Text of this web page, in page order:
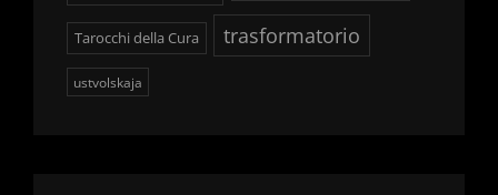
Tarocchi della Cura trasformatorio
ustvolskaja